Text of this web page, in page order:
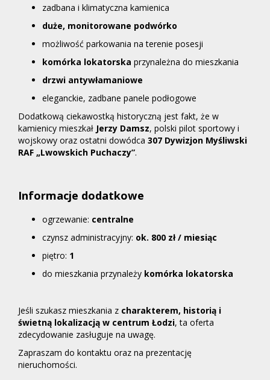
zadbana i klimatyczna kamienica
duże, monitorowane podwórko
możliwość parkowania na terenie posesji
komórka lokatorska przynależna do mieszkania
drzwi antywłamaniowe
eleganckie, zadbane panele podłogowe
Dodatkową ciekawostką historyczną jest fakt, że w
kamienicy mieszkał Jerzy Damsz, polski pilot sportowy i
wojskowy oraz ostatni dowódca 307 Dywizjon Myśliwski
RAF „Lwowskich Puchaczy”.
Informacje dodatkowe
ogrzewanie: centralne
czynsz administracyjny: ok. 800 zł / miesiąc
piętro: 1
do mieszkania przynależy komórka lokatorska
Jeśli szukasz mieszkania z charakterem, historią i
świetną lokalizacją w centrum Łodzi, ta oferta
zdecydowanie zasługuje na uwagę.
Zapraszam do kontaktu oraz na prezentację
nieruchomości.